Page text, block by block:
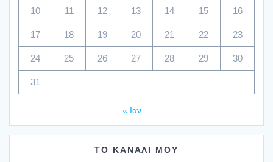
10 11 12 13 14 15 16
17 18 19 20 21 22 23
24 25 26 27 28 29 30
31
« Ιαν
ΤΟ ΚΑΝΑΛΙ ΜΟΥ